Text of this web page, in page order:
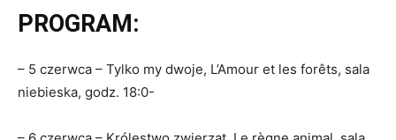
PROGRAM:
– 5 czerwca – Tylko my dwoje, L’Amour et les forêts, sala
niebieska, godz. 18:0-